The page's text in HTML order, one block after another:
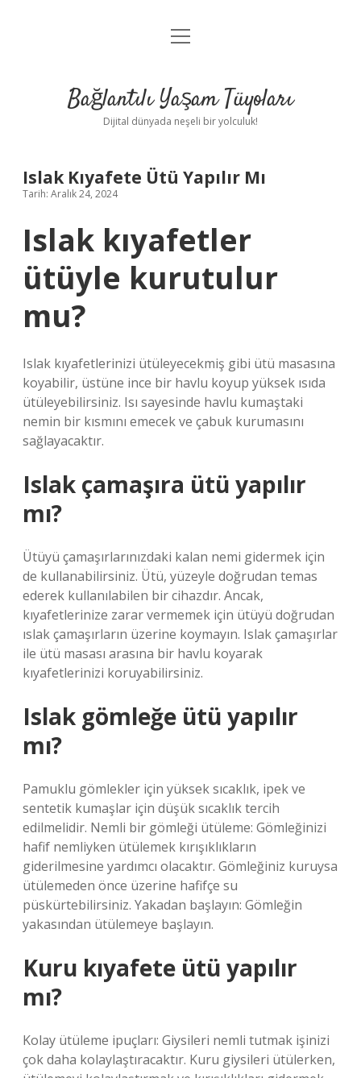
Anasayfa
Yasal Uyarı
menüyü
Bağlantılı Yaşam Tüyoları
Dijital dünyada neşeli bir yolculuk!
Islak Kıyafete Ütü Yapılır Mı
Tarih: Aralık 24, 2024
Islak kıyafetler
ütüyle kurutulur
mu?
Islak kıyafetlerinizi ütüleyecekmiş gibi ütü masasına
koyabilir, üstüne ince bir havlu koyup yüksek ısıda
ütüleyebilirsiniz. Isı sayesinde havlu kumaştaki
nemin bir kısmını emecek ve çabuk kurumasını
sağlayacaktır.
Islak çamaşıra ütü yapılır
mı?
Ütüyü çamaşırlarınızdaki kalan nemi gidermek için
de kullanabilirsiniz. Ütü, yüzeyle doğrudan temas
ederek kullanılabilen bir cihazdır. Ancak,
kıyafetlerinize zarar vermemek için ütüyü doğrudan
ıslak çamaşırların üzerine koymayın. Islak çamaşırlar
ile ütü masası arasına bir havlu koyarak
kıyafetlerinizi koruyabilirsiniz.
Islak gömleğe ütü yapılır
mı?
Pamuklu gömlekler için yüksek sıcaklık, ipek ve
sentetik kumaşlar için düşük sıcaklık tercih
edilmelidir. Nemli bir gömleği ütüleme: Gömleğinizi
hafif nemliyken ütülemek kırışıklıkların
giderilmesine yardımcı olacaktır. Gömleğiniz kuruysa
ütülemeden önce üzerine hafifçe su
püskürtebilirsiniz. Yakadan başlayın: Gömleğin
yakasından ütülemeye başlayın.
Kuru kıyafete ütü yapılır
mı?
Kolay ütüleme ipuçları: Giysileri nemli tutmak işinizi
çok daha kolaylaştıracaktır. Kuru giysileri ütülerken,